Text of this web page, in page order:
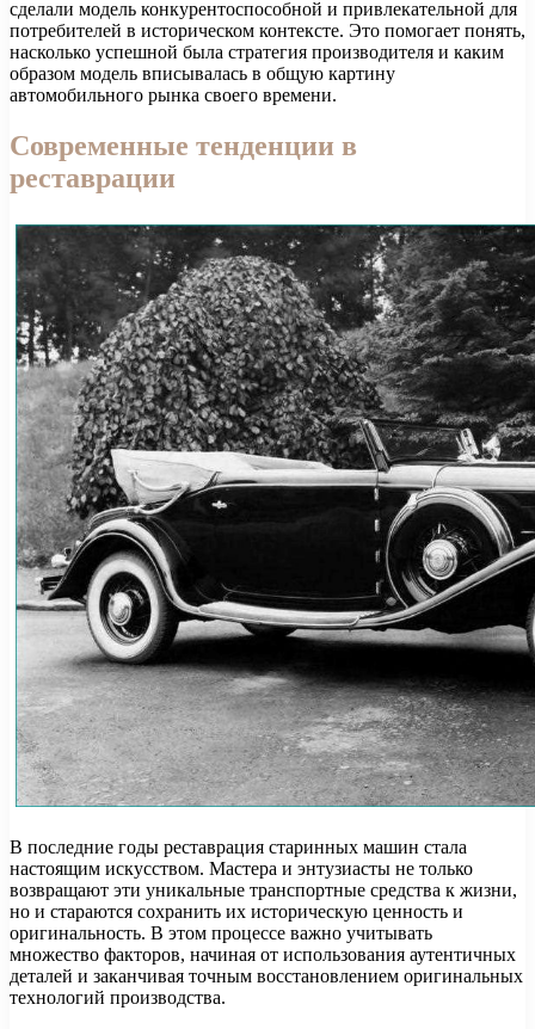
сделали модель конкурентоспособной и привлекательной для
потребителей в историческом контексте. Это помогает понять,
насколько успешной была стратегия производителя и каким
образом модель вписывалась в общую картину
автомобильного рынка своего времени.
Современные тенденции в
реставрации
В последние годы реставрация старинных машин стала
настоящим искусством. Мастера и энтузиасты не только
возвращают эти уникальные транспортные средства к жизни,
но и стараются сохранить их историческую ценность и
оригинальность. В этом процессе важно учитывать
множество факторов, начиная от использования аутентичных
деталей и заканчивая точным восстановлением оригинальных
технологий производства.